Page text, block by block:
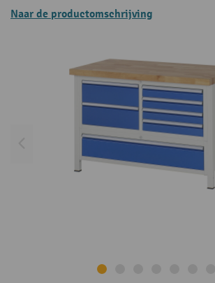
Naar de productomschrijving